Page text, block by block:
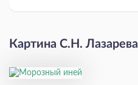
Картина С.Н. Лазарева